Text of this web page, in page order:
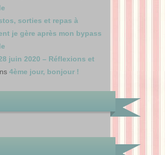
sorties et repas à
je gère après mon bypass
juin 2020 – Réflexions et
4ème jour, bonjour !